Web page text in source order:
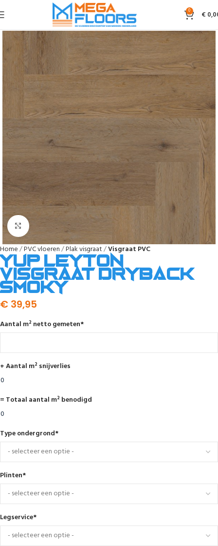
0 €
Home PVC vloeren Plak visgraat Visgraat PVC
YUP Leyton
visgraat dryback
smoky
€ 39,95
Aantal m² netto gemeten*
+ Aantal m² snijverlies
= Totaal aantal m² benodigd
Type ondergrond*
Plinten*
Legservice*
Afbeelding vergroten